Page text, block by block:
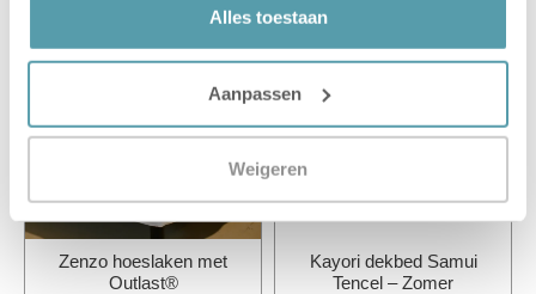
Alles toestaan
Aanpassen
Weigeren
Zenzo hoeslaken met
Outlast®
Kayori dekbed Samui
Tencel – Zomer